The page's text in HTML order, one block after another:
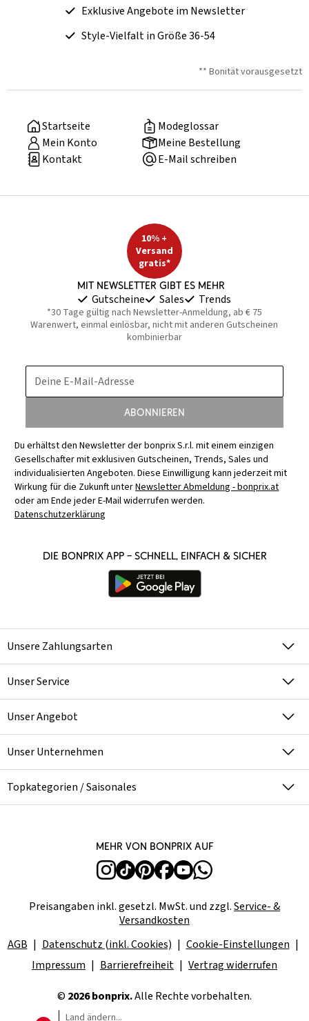
Exklusive Angebote im Newsletter
Style-Vielfalt in Größe 36-54
** Bonität vorausgesetzt
Startseite
Modeglossar
Mein Konto
Meine Bestellung
Kontakt
E-Mail schreiben
10% +
Versand
gratis*
Mit Newsletter gibt es mehr
Gutscheine Sales Trends
*30 Tage gültig nach Newsletter-Anmeldung, ab € 75
Warenwert, einmal einlösbar, nicht mit anderen Gutscheinen
kombinierbar
Deine E-Mail-Adresse
Abonnieren
Du erhältst den Newsletter der bonprix S.r.l. mit einem einzigen
Gesellschafter mit exklusiven Gutscheinen, Trends, Sales und
individualisierten Angeboten. Diese Einwilligung kann jederzeit mit
Wirkung für die Zukunft unterNewsletter Abmeldung - bonprix.at
oder am Ende jeder E-Mail widerrufen werden.
Datenschutzerklärung
Die bonprix App – schnell, einfach & sicher
Unsere Zahlungsarten
Unser Service
Unser Angebot
Unser Unternehmen
Topkategorien / Saisonales
Mehr von bonprix auf
Preisangaben inkl. gesetzl. MwSt. und zzgl.Service- &
Versandkosten
AGB
Datenschutz (inkl. Cookies)
Cookie-Einstellungen
Impressum
Barrierefreiheit Vertrag widerrufen
© 2026 bonprix.Alle Rechte vorbehalten.
Land ändern...